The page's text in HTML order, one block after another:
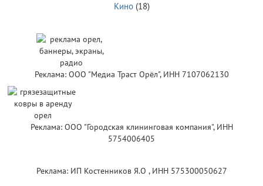
Кино(18)
Реклама: ООО "Медиа Траст Орёл", ИНН 7107062130
Реклама: ООО "Городская клининговая компания", ИНН
5754006405
Реклама: ИП Костенников Я.О , ИНН 575300050627